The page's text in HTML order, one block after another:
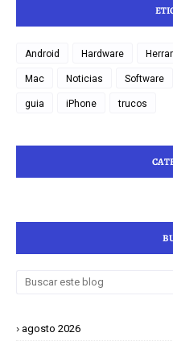
Android Hardware
Mac Noticias Software
guia iPhone trucos
agosto 2026